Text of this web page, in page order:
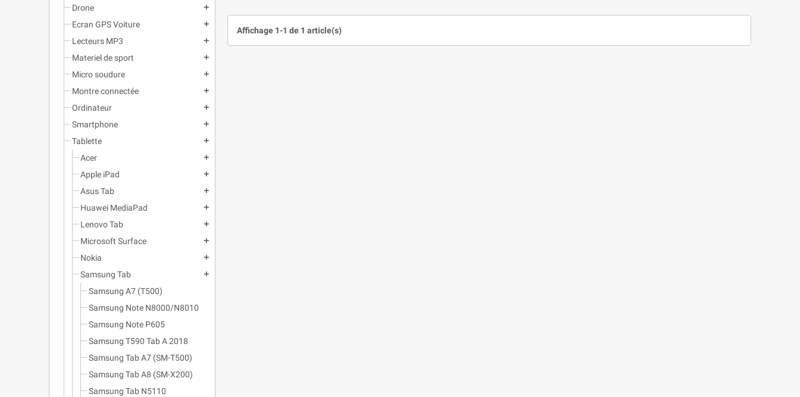
Drone add
Ecran GPS Voiture add
Lecteurs MP3 add
Materiel de sport add
Micro soudure add
Montre connectée add
Ordinateur add
Smartphone add
Tablette add
Acer add
Apple iPad add
Asus Tab add
Huawei MediaPad add
Lenovo Tab add
Microsoft Surface add
Nokia add
Samsung Tab add
Samsung A7 (T500)
Samsung Note N8000/N8010
Samsung Note P605
Samsung T590 Tab A 2018
Samsung Tab A7 (SM-T500)
Samsung Tab A8 (SM-X200)
Samsung Tab N5110
Affichage 1-1 de 1 article(s)